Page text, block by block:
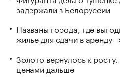
задержали в Белоруссии
Названы города, где
жилье для сдачи в аренду
Золото вернулось к
ценами дальше